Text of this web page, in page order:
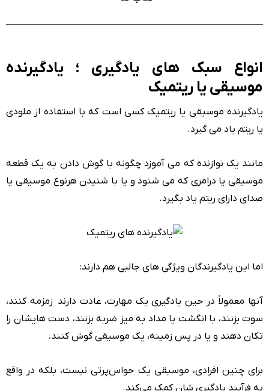
انواع سبک های یادگیری ؛ یادگیرنده
موسیقی یا ریتمیک
یادگیرنده موسیقی یا ریتمیک کسی است که با استفاده از ملودی
یا ریتم یاد می گیرد.
مانند یک نوازنده که می آموزد چگونه با گوش دادن به یک قطعه
موسیقی یا درامری که می شنود و یا با شنیدن هرنوع موسیقی یا
صدای دارای ریتم یاد بگیرد.
اما این یادگیرندگان ویژگی های جالبی هم دارند:
آنها معمولاً در حین یادگیری یک مهارت، عادت دارند زمزمه کنند،
سوت بزنند، با انگشت یا مداد به میز ضربه بزنند، دست هایشان را
تکان دهند و یا در پس زمینه، یک موسیقی گوش کنند.
برای چنین افرادی، موسیقی یک حواس‌پرتی نیست، بلکه در واقع
به فرآیند یادگیری شان کمک می‌کند.